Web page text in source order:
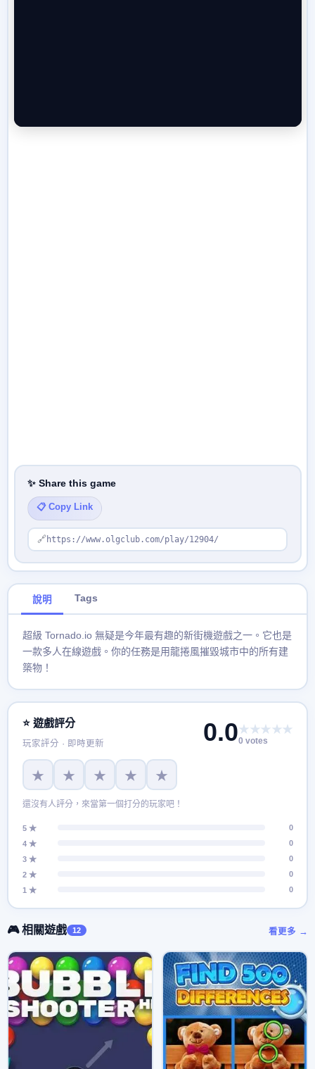
✨ Share this game
📋 Copy Link
🔗 https://www.olgclub.com/play/12904/
說明 Tags
超級 Tornado.io 無疑是今年最有趣的新街機遊戲之一。它也是
一款多人在線遊戲。你的任務是用龍捲風摧毀城市中的所有建
築物！
⭐ 遊戲評分
玩家評分 · 即時更新 0.0★★★★★
0 votes
★ ★ ★ ★ ★
還沒有人評分，來當第一個打分的玩家吧！
5 ★
0
4 ★
0
3 ★
0
2 ★
0
1 ★
0
🎮 相關遊戲 12 看更多 →